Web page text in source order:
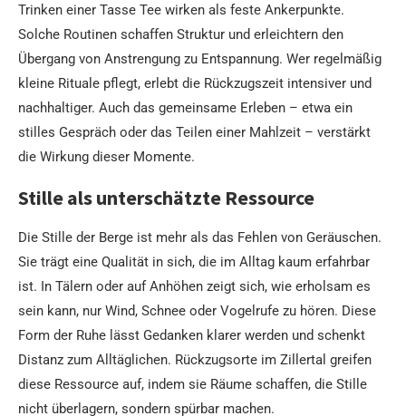
Trinken einer Tasse Tee wirken als feste Ankerpunkte.
Solche Routinen schaffen Struktur und erleichtern den
Übergang von Anstrengung zu Entspannung. Wer regelmäßig
kleine Rituale pflegt, erlebt die Rückzugszeit intensiver und
nachhaltiger. Auch das gemeinsame Erleben – etwa ein
stilles Gespräch oder das Teilen einer Mahlzeit – verstärkt
die Wirkung dieser Momente.
Stille als unterschätzte Ressource
Die Stille der Berge ist mehr als das Fehlen von Geräuschen.
Sie trägt eine Qualität in sich, die im Alltag kaum erfahrbar
ist. In Tälern oder auf Anhöhen zeigt sich, wie erholsam es
sein kann, nur Wind, Schnee oder Vogelrufe zu hören. Diese
Form der Ruhe lässt Gedanken klarer werden und schenkt
Distanz zum Alltäglichen. Rückzugsorte im Zillertal greifen
diese Ressource auf, indem sie Räume schaffen, die Stille
nicht überlagern, sondern spürbar machen.